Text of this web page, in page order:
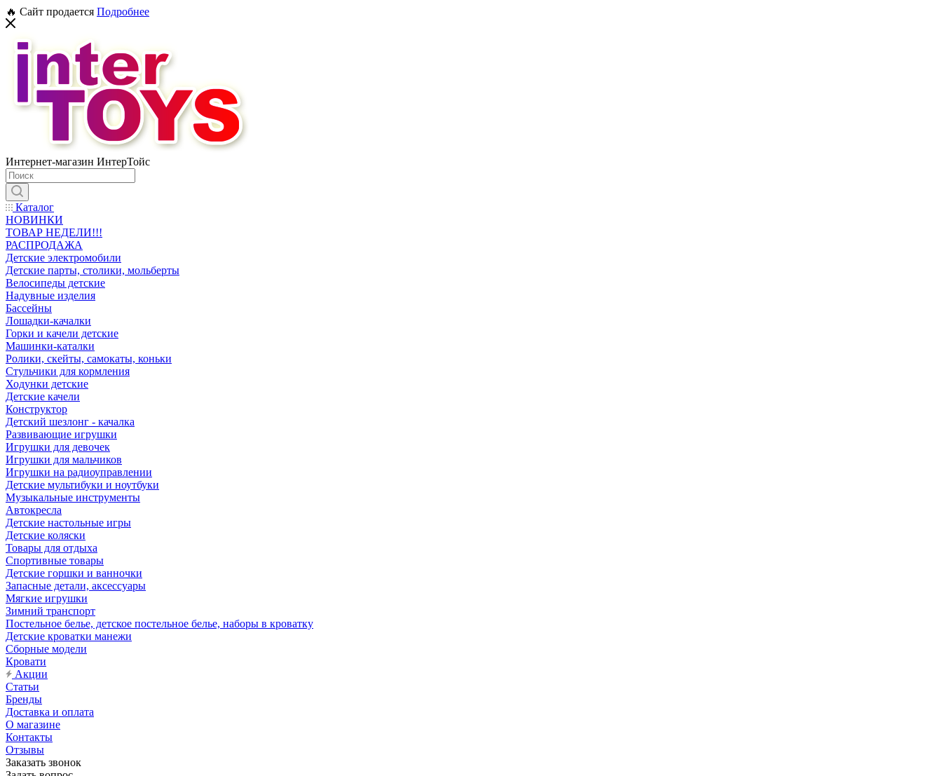
🔥 Сайт продается Подробнее
Интернет-магазин ИнтерТойс
Каталог
НОВИНКИ
ТОВАР НЕДЕЛИ!!!
РАСПРОДАЖА
Детские электромобили
Детские парты, столики, мольберты
Велосипеды детские
Надувные изделия
Бассейны
Лошадки-качалки
Горки и качели детские
Машинки-каталки
Ролики, скейты, самокаты, коньки
Стульчики для кормления
Ходунки детские
Детские качели
Конструктор
Детский шезлонг - качалка
Развивающие игрушки
Игрушки для девочек
Игрушки для мальчиков
Игрушки на радиоуправлении
Детские мультибуки и ноутбуки
Музыкальные инструменты
Автокресла
Детские настольные игры
Детские коляски
Товары для отдыха
Спортивные товары
Детские горшки и ванночки
Запасные детали, аксессуары
Мягкие игрушки
Зимний транспорт
Постельное белье, детское постельное белье, наборы в кроватку
Детские кроватки манежи
Сборные модели
Кровати
Акции
Статьи
Бренды
Доставка и оплата
О магазине
Контакты
Отзывы
Заказать звонок